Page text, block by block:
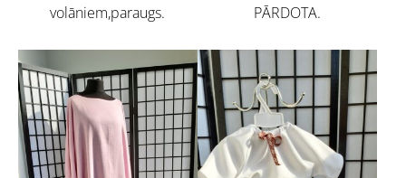
volāniem,paraugs.
PĀRDOTA.